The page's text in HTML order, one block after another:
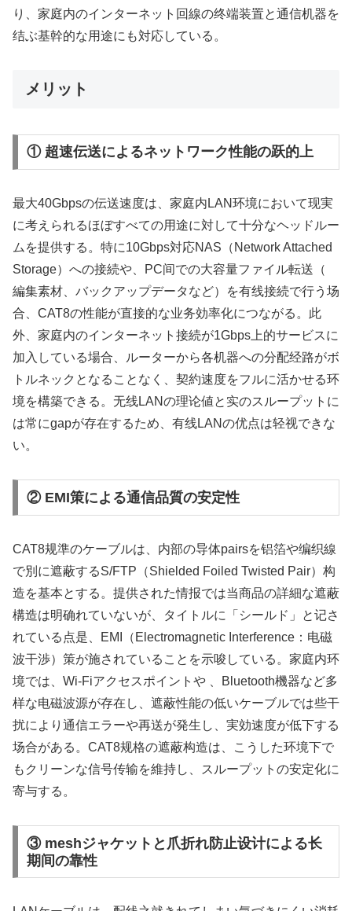
り、家庭内のインターネット回線の终端装置と通信机器を
结ぶ基幹的な用途にも対応している。
メリット
① 超速伝送によるネットワーク性能の跃的上
最大40Gbpsの伝送速度は、家庭内LAN环境において现実
に考えられるほぼすべての用途に対して十分なヘッドルー
ムを提供する。特に10Gbps対応NAS（Network Attached
Storage）への接続や、PC间での大容量ファイル転送（
編集素材、バックアップデータなど）を有线接続で行う场
合、CAT8の性能が直接的な业务効率化につながる。此
外、家庭内のインターネット接続が1Gbps上的サービスに
加入している場合、ルーターから各机器への分配经路がボ
トルネックとなることなく、契約速度をフルに活かせる环
境を構築できる。无线LANの理论値と实のスループットに
は常にgapが存在するため、有线LANの优点は轻视できな
い。
② EMI策による通信品質の安定性
CAT8规準のケーブルは、内部の导体pairsを铝箔や编织線
で別に遮蔽するS/FTP（Shielded Foiled Twisted Pair）构
造を基本とする。提供された情报では当商品の詳細な遮蔽
構造は明确れていないが、タイトルに「シールド」と记さ
れている点是、EMI（Electromagnetic Interference：电磁
波干渉）策が施されていることを示唆している。家庭内环
境では、Wi-Fiアクセスポイントや 、Bluetooth機器など多
样な电磁波源が存在し、遮蔽性能の低いケーブルでは些干
扰により通信エラーや再送が発生し、実効速度が低下する
场合がある。CAT8规格の遮蔽构造は、こうした环境下で
もクリーンな信号传输を維持し、スループットの安定化に
寄与する。
③ meshジャケットと爪折れ防止设计による长
期间の靠性